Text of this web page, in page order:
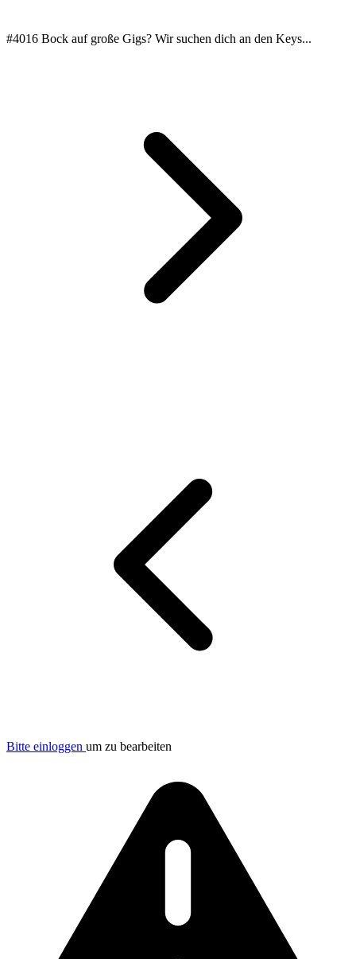
#4016 Bock auf große Gigs? Wir suchen dich an den Keys...
Bitte einloggen um zu bearbeiten